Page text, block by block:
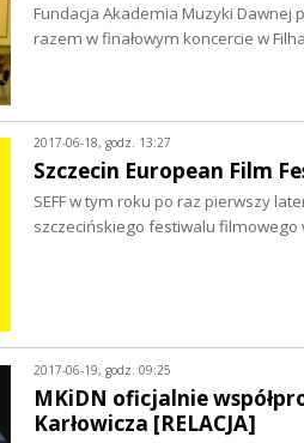
Fundacja Akademia Muzyki Dawnej
razem w finałowym koncercie w
2017-06-18, godz. 13:27
Szczecin European Film
SEFF w tym roku po raz pierwszy
szczecińskiego festiwalu filmowego
2017-06-19, godz. 09:25
MKiDN oficjalnie
Karłowicza [RELACJA]